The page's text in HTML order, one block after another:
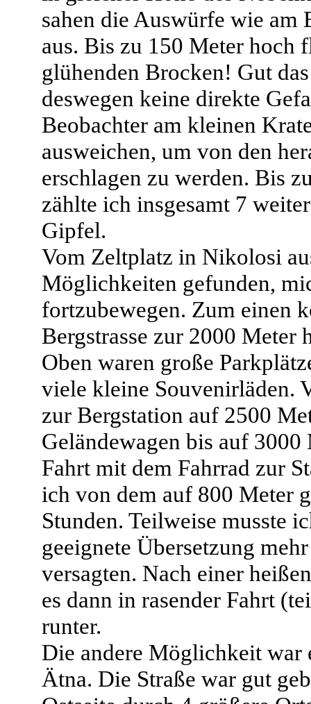
sahen die Auswürfe wie am
aus. Bis zu 150 Meter hoch
glühenden Brocken! Gut
deswegen keine direkte
Beobachter am kleinen
ausweichen, um von den
erschlagen zu werden. Bis
zählte ich insgesamt 7
Gipfel.
Vom Zeltplatz in Nikolosi
Möglichkeiten gefunden,
fortzubewegen. Zum einen
Bergstrasse zur 2000 Meter
Oben waren große
viele kleine Souvenirläden.
zur Bergstation auf 2500
Geländewagen bis auf
Fahrt mit dem Fahrrad zur
ich von dem auf 800 Meter
Stunden. Teilweise musste
geeignete Übersetzung
versagten. Nach einer
es dann in rasender Fahrt
runter.
Die andere Möglichkeit war
Ätna. Die Straße war gut